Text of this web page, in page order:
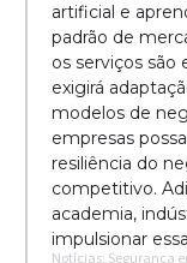
artificial e
padrão de
os serviços são
exigirá
modelos de
empresas
resiliência do
competitivo.
academia,
impulsionar
Notícias: Segurança